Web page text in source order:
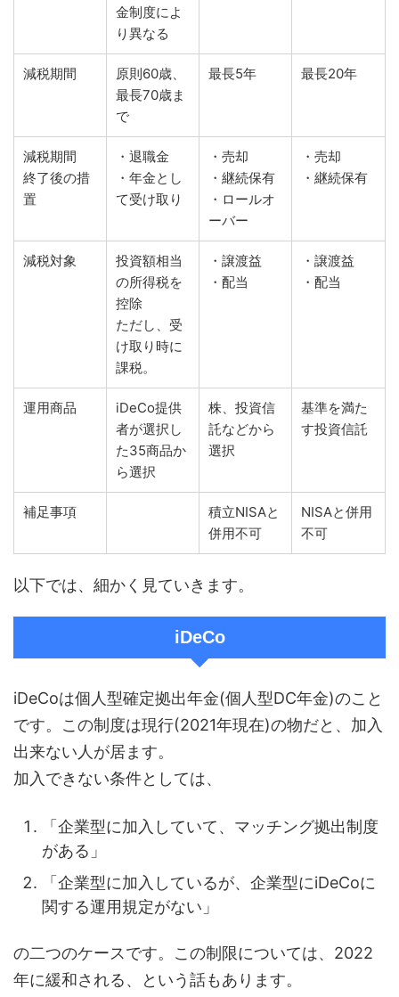
金制度によ
り異なる
減税期間
原則60歳、
最長70歳ま
で
最長5年 最長20年
減税期間
終了後の措
置
・退職金
・年金とし
て受け取り
・売却
・継続保有
・ロールオ
ーバー
・売却
・継続保有
減税対象
投資額相当
の所得税を
控除
ただし、受
け取り時に
課税。
・譲渡益
・配当
・譲渡益
・配当
運用商品
iDeCo提供
者が選択し
た35商品か
ら選択
株、投資信
託などから
選択
基準を満た
す投資信託
補足事項
積立NISAと
併用不可
NISAと併用
不可
以下では、細かく見ていきます。
iDeCo
iDeCoは個人型確定拠出年金(個人型DC年金)のこと
です。この制度は現行(2021年現在)の物だと、加入
出来ない人が居ます。
加入できない条件としては、
「企業型に加入していて、マッチング拠出制度
がある」
「企業型に加入しているが、企業型にiDeCoに
関する運用規定がない」
の二つのケースです。この制限については、2022
年に緩和される、という話もあります。